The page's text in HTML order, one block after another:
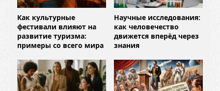
Как культурные
фестивали влияют на
развитие туризма:
примеры со всего мира
Научные исследования:
как человечество
движется вперёд через
знания